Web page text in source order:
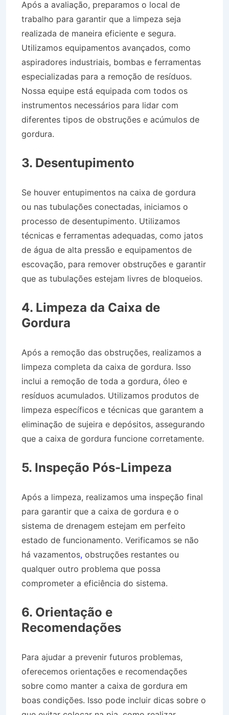
Após a avaliação, preparamos o local de
trabalho para garantir que a limpeza seja
realizada de maneira eficiente e segura.
Utilizamos equipamentos avançados, como
aspiradores industriais, bombas e ferramentas
especializadas para a remoção de resíduos.
Nossa equipe está equipada com todos os
instrumentos necessários para lidar com
diferentes tipos de obstruções e acúmulos de
gordura.
3. Desentupimento
Se houver entupimentos na caixa de gordura
ou nas tubulações conectadas, iniciamos o
processo de desentupimento. Utilizamos
técnicas e ferramentas adequadas, como jatos
de água de alta pressão e equipamentos de
escovação, para remover obstruções e garantir
que as tubulações estejam livres de bloqueios.
4. Limpeza da Caixa de
Gordura
Após a remoção das obstruções, realizamos a
limpeza completa da caixa de gordura. Isso
inclui a remoção de toda a gordura, óleo e
resíduos acumulados. Utilizamos produtos de
limpeza específicos e técnicas que garantem a
eliminação de sujeira e depósitos, assegurando
que a caixa de gordura funcione corretamente.
5. Inspeção Pós-Limpeza
Após a limpeza, realizamos uma inspeção final
para garantir que a caixa de gordura e o
sistema de drenagem estejam em perfeito
estado de funcionamento. Verificamos se não
há vazamentos, obstruções restantes ou
qualquer outro problema que possa
comprometer a eficiência do sistema.
6. Orientação e
Recomendações
Para ajudar a prevenir futuros problemas,
oferecemos orientações e recomendações
sobre como manter a caixa de gordura em
boas condições. Isso pode incluir dicas sobre o